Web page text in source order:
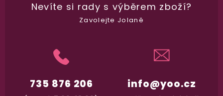
Dodání do 2. dne
Garance vrácení peněz
na bezplatné vrácení zboží
info@yoo.cz
735 876 206
Nevíte si rady s výběrem zboží?
Zavolejte Jolaně